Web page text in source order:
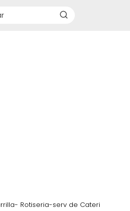
Rotiseria-serv de Cateri